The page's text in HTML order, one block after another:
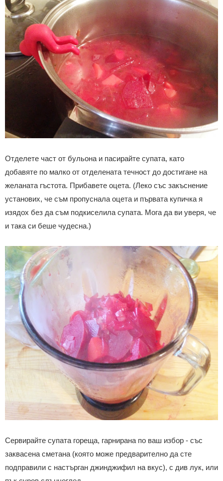
Отделете част от бульона и пасирайте супата, като
добавяте по малко от отделената течност до достигане на
желаната гъстота. Прибавете оцета. (Леко със закъснение
установих, че съм пропуснала оцета и първата купичка я
изядох без да съм подкиселила супата. Мога да ви уверя, че
и така си беше чудесна.)
Сервирайте супата гореща, гарнирана по ваш избор - със
заквасена сметана (която може предварително да сте
подправили с настърган джинджифил на вкус), с див лук, или